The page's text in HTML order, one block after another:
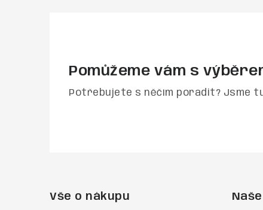
Pomůžeme vám s
Potřebujete s něčím poradit? Jsme
Vše o nákupu